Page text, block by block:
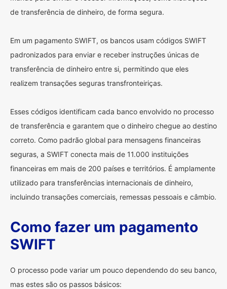
de transferência de dinheiro, de forma segura.
Em um pagamento SWIFT, os bancos usam códigos SWIFT
padronizados para enviar e receber instruções únicas de
transferência de dinheiro entre si, permitindo que eles
realizem transações seguras transfronteiriças.
Esses códigos identificam cada banco envolvido no processo
de transferência e garantem que o dinheiro chegue ao destino
correto. Como padrão global para mensagens financeiras
seguras, a SWIFT conecta mais de 11.000 instituições
financeiras em mais de 200 países e territórios. É amplamente
utilizado para transferências internacionais de dinheiro,
incluindo transações comerciais, remessas pessoais e câmbio.
Como fazer um pagamento
SWIFT
O processo pode variar um pouco dependendo do seu banco,
mas estes são os passos básicos: